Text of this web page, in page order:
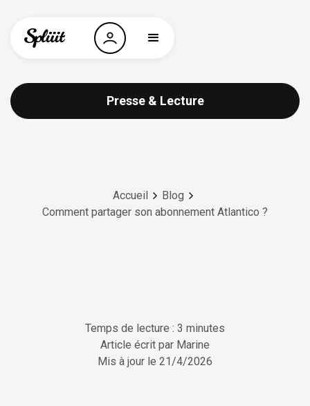
Presse & Lecture
Accueil
Blog
Comment partager son abonnement Atlantico ?
Temps de lecture : 3 minutes
Article écrit par Marine
Mis à jour le 21/4/2026